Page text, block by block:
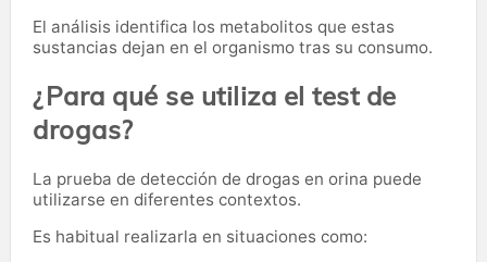
El análisis identifica los metabolitos que estas
sustancias dejan en el organismo tras su consumo.
¿Para qué se utiliza el test de
drogas?
La prueba de detección de drogas en orina puede
utilizarse en diferentes contextos.
Es habitual realizarla en situaciones como: